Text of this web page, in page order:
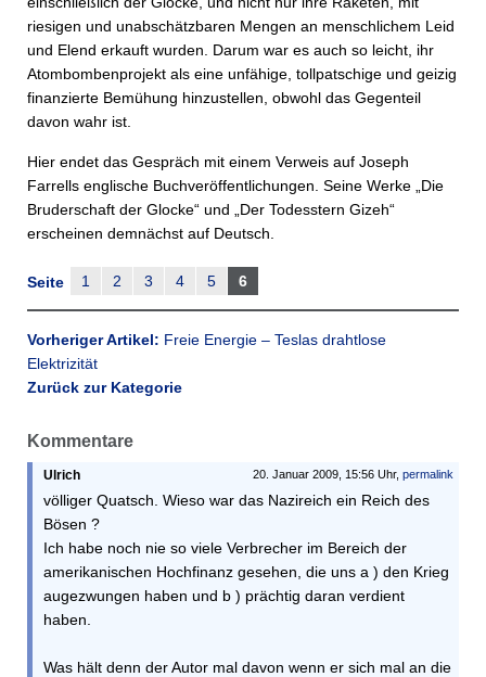
riesigen und unabschätzbaren Mengen an menschlichem Leid
und Elend erkauft wurden. Darum war es auch so leicht, ihr
Atombombenprojekt als eine unfähige, tollpatschige und geizig
finanzierte Bemühung hinzustellen, obwohl das Gegenteil
davon wahr ist.
Hier endet das Gespräch mit einem Verweis auf Joseph
Farrells englische Buchveröffentlichungen. Seine Werke „Die
Bruderschaft der Glocke“ und „Der Todesstern Gizeh“
erscheinen demnächst auf Deutsch.
Seite 1 2 3 4 5 6
Vorheriger Artikel: Freie Energie – Teslas drahtlose
Elektrizität
Zurück zur Kategorie
Kommentare
20. Januar 2009, 15:56 Uhr, permalink
Ulrich
völliger Quatsch. Wieso war das Nazireich ein Reich des
Bösen ?
Ich habe noch nie so viele Verbrecher im Bereich der
amerikanischen Hochfinanz gesehen, die uns a ) den Krieg
augezwungen haben und b ) prächtig daran verdient
haben.
Was hält denn der Autor mal davon wenn er sich mal an die